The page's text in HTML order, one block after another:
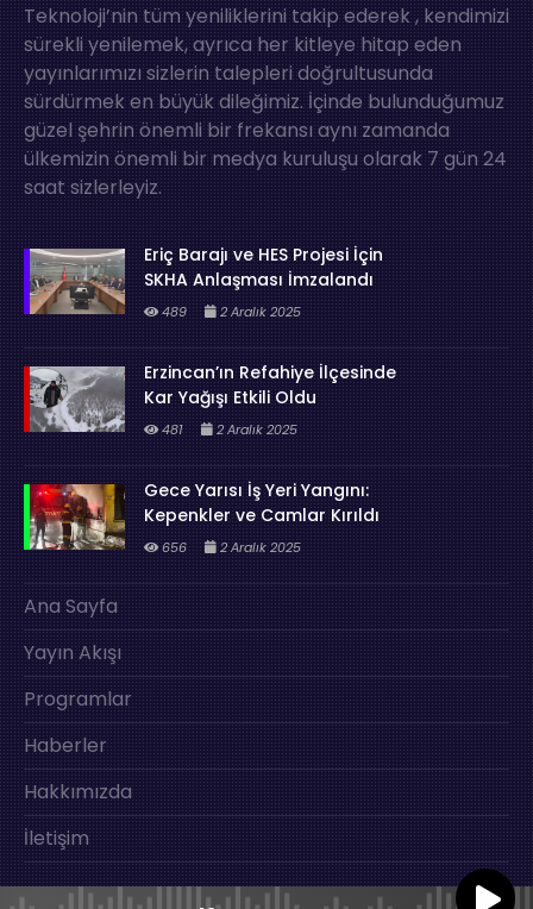
Teknoloji’nin tüm yeniliklerini takip ederek , kendimizi
sürekli yenilemek, ayrıca her kitleye hitap eden
yayınlarımızı sizlerin talepleri doğrultusunda
sürdürmek en büyük dileğimiz. İçinde bulunduğumuz
güzel şehrin önemli bir frekansı aynı zamanda
ülkemizin önemli bir medya kuruluşu olarak 7 gün 24
saat sizlerleyiz.
Eriç Barajı ve HES Projesi İçin
SKHA Anlaşması İmzalandı
489 2 Aralık 2025
Erzincan’ın Refahiye İlçesinde
Kar Yağışı Etkili Oldu
481 2 Aralık 2025
Gece Yarısı İş Yeri Yangını:
Kepenkler ve Camlar Kırıldı
656 2 Aralık 2025
Ana Sayfa
Yayın Akışı
Programlar
Haberler
Hakkımızda
İletişim